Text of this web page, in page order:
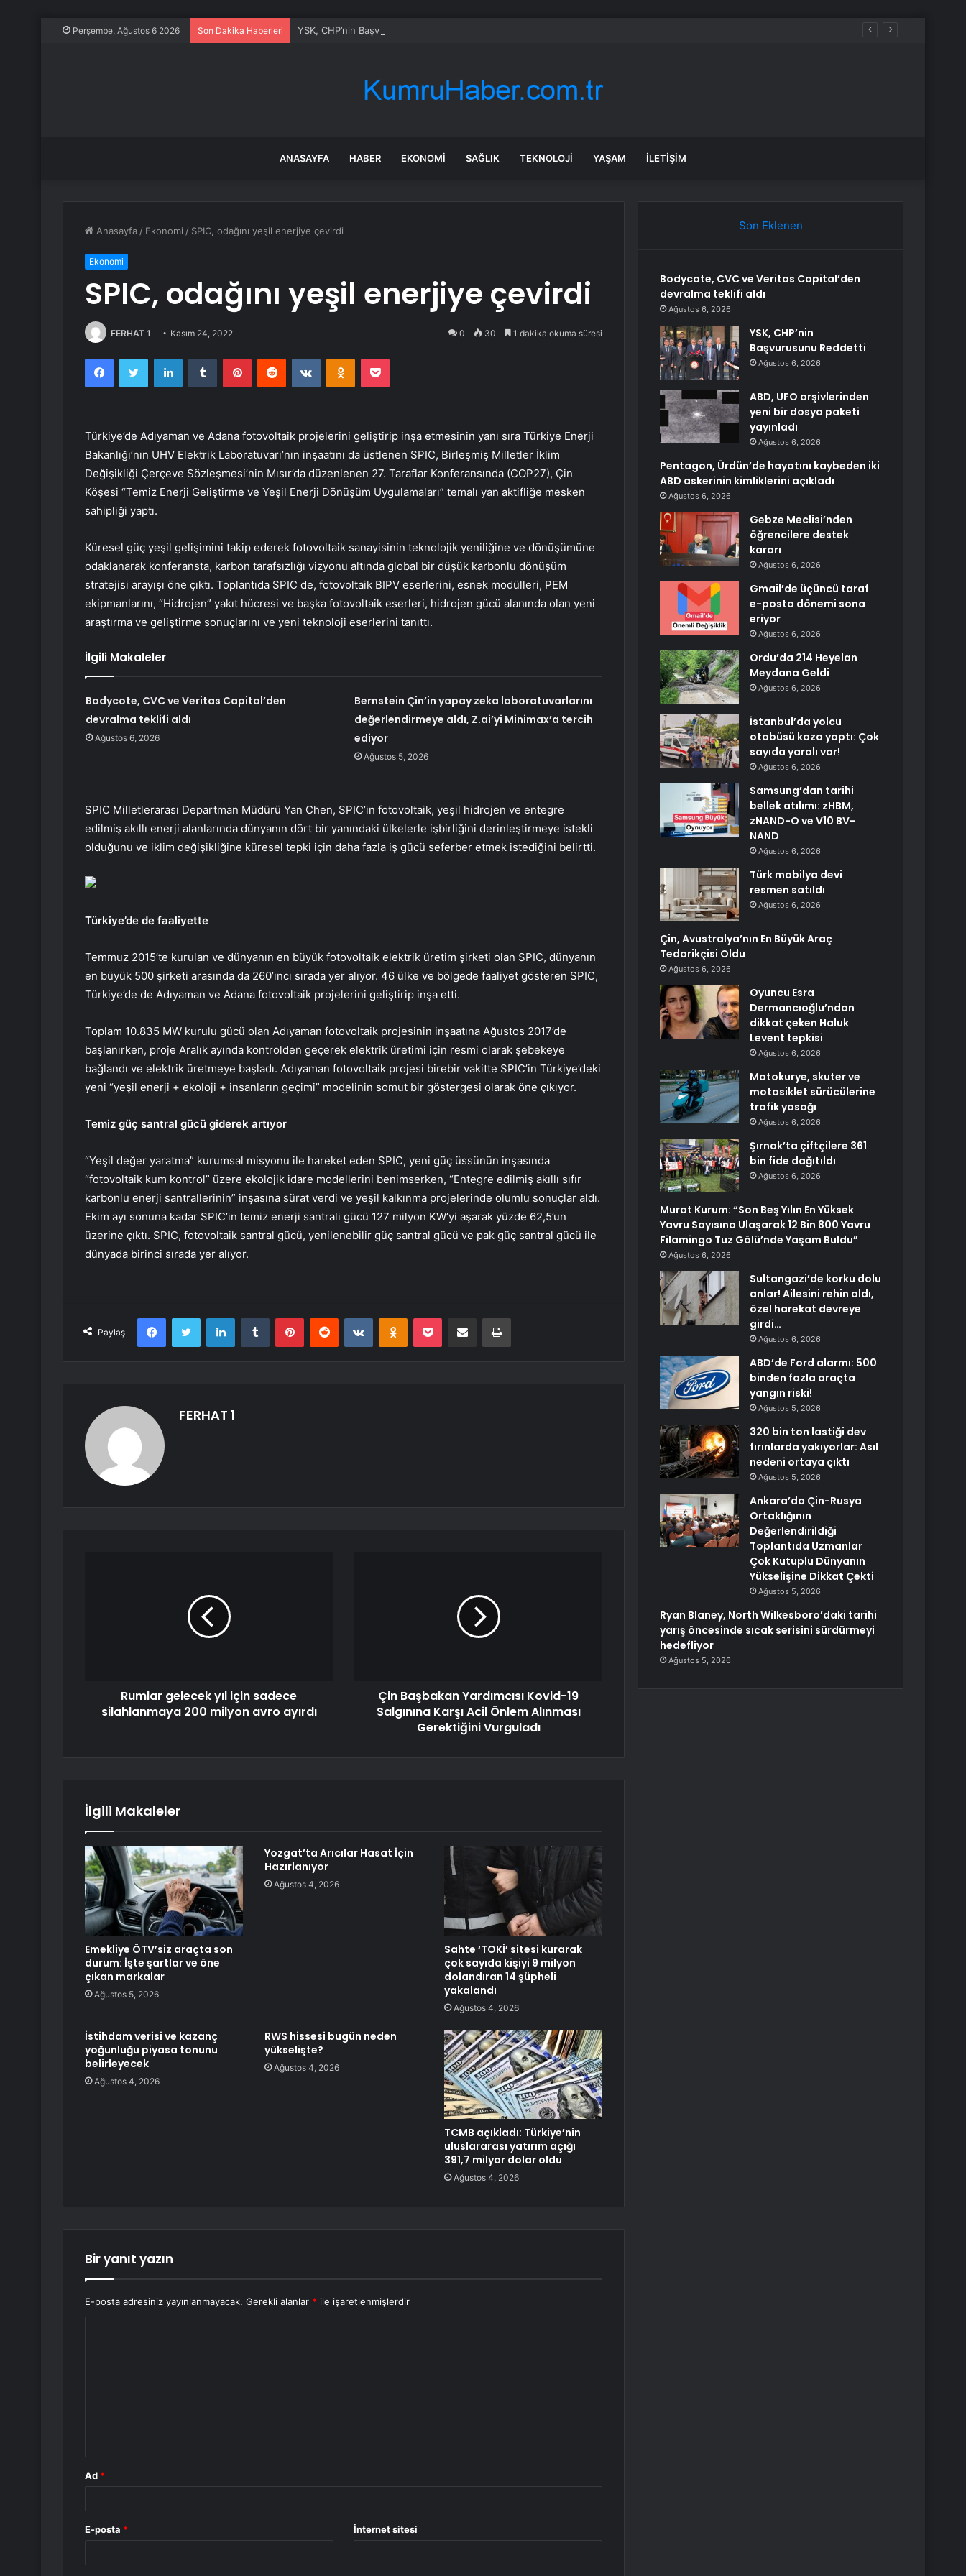
Perşembe, Ağustos 6 2026 Son Dakika Haberleri YSK, CHP’nin Başvurusunu Reddetti
ANASAYFA HABER EKONOMI SAĞLIK TEKNOLOJI YAŞAM İLETIŞIM
Anasayfa / Ekonomi / SPIC, odağını yeşil enerjiye çevirdi
Ekonomi
SPIC, odağını yeşil enerjiye çevirdi
FERHAT 1 Kasım 24, 2022 0 30 1 dakika okuma süresi
FacebookTwitter LinkedInTumblr PinterestReddit VKontakteOdnoklassniki
Pocket
Türkiye’de Adıyaman ve Adana fotovoltaik projelerini geliştirip inşa etmesinin yanı sıra Türkiye Enerji
Bakanlığı’nın UHV Elektrik Laboratuvarı’nın inşaatını da üstlenen SPIC, Birleşmiş Milletler İklim
Değişikliği Çerçeve Sözleşmesi’nin Mısır’da düzenlenen 27. Taraflar Konferansında (COP27), Çin
Köşesi “Temiz Enerji Geliştirme ve Yeşil Enerji Dönüşüm Uygulamaları” temalı yan aktifliğe mesken
sahipliği yaptı.
Küresel güç yeşil gelişimini takip ederek fotovoltaik sanayisinin teknolojik yeniliğine ve dönüşümüne
odaklanarak konferansta, karbon tarafsızlığı vizyonu altında global bir düşük karbonlu dönüşüm
stratejisi arayışı öne çıktı. Toplantıda SPIC de, fotovoltaik BIPV eserlerini, esnek modülleri, PEM
ekipmanlarını, “Hidrojen” yakıt hücresi ve başka fotovoltaik eserleri, hidrojen gücü alanında olan yeni
araştırma ve geliştirme sonuçlarını ve yeni teknoloji eserlerini tanıttı.
İlgili Makaleler
Bodycote, CVC ve Veritas Capital’den
devralma teklifi aldı
Ağustos 6, 2026
Bernstein Çin’in yapay zeka laboratuvarlarını
değerlendirmeye aldı, Z.ai’yi Minimax’a tercih
ediyor
Ağustos 5, 2026
SPIC Milletlerarası Departman Müdürü Yan Chen, SPIC’in fotovoltaik, yeşil hidrojen ve entegre
edilmiş akıllı enerji alanlarında dünyanın dört bir yanındaki ülkelerle işbirliğini derinleştirmeye istekli
olduğunu ve iklim değişikliğine küresel tepki için daha fazla iş gücü seferber etmek istediğini belirtti.
Türkiye’de de faaliyette
Temmuz 2015’te kurulan ve dünyanın en büyük fotovoltaik elektrik üretim şirketi olan SPIC, dünyanın
en büyük 500 şirketi arasında da 260’ıncı sırada yer alıyor. 46 ülke ve bölgede faaliyet gösteren SPIC,
Türkiye’de de Adıyaman ve Adana fotovoltaik projelerini geliştirip inşa etti.
Toplam 10.835 MW kurulu gücü olan Adıyaman fotovoltaik projesinin inşaatına Ağustos 2017’de
başlanırken, proje Aralık ayında kontrolden geçerek elektrik üretimi için resmi olarak şebekeye
bağlandı ve elektrik üretmeye başladı. Adıyaman fotovoltaik projesi birebir vakitte SPIC’in Türkiye’deki
yeni “yeşil enerji + ekoloji + insanların geçimi” modelinin somut bir göstergesi olarak öne çıkıyor.
Temiz güç santral gücü giderek artıyor
“Yeşil değer yaratma” kurumsal misyonu ile hareket eden SPIC, yeni güç üssünün inşasında
“fotovoltaik kum kontrol” üzere ekolojik idare modellerini benimserken, “Entegre edilmiş akıllı sıfır
karbonlu enerji santrallerinin” inşasına sürat verdi ve yeşil kalkınma projelerinde olumlu sonuçlar aldı.
Ekim ayı sonuna kadar SPIC’in temiz enerji santrali gücü 127 milyon KW’yi aşarak yüzde 62,5’un
üzerine çıktı. SPIC, fotovoltaik santral gücü, yenilenebilir güç santral gücü ve pak güç santral gücü ile
dünyada birinci sırada yer alıyor.
Paylaş
FacebookTwitter LinkedInTumblr PinterestReddit VKontakteOdnoklassniki
Pocket E-Posta ile paylaş Yazdır
FERHAT 1
Rumlar gelecek yıl için sadece
silahlanmaya 200 milyon avro ayırdı
Çin Başbakan Yardımcısı Kovid-19
Salgınına Karşı Acil Önlem Alınması
Gerektiğini Vurguladı
İlgili Makaleler
Emekliye ÖTV’siz araçta son
durum: İşte şartlar ve öne
çıkan markalar
Ağustos 5, 2026
Yozgat’ta Arıcılar Hasat İçin
Hazırlanıyor
Ağustos 4, 2026
Sahte ‘TOKİ’ sitesi kurarak
çok sayıda kişiyi 9 milyon
dolandıran 14 şüpheli
yakalandı
Ağustos 4, 2026
İstihdam verisi ve kazanç
yoğunluğu piyasa tonunu
belirleyecek
Ağustos 4, 2026
RWS hissesi bugün neden
yükselişte?
Ağustos 4, 2026
TCMB açıkladı: Türkiye’nin
uluslararası yatırım açığı
391,7 milyar dolar oldu
Ağustos 4, 2026
Bir yanıt yazın
E-posta adresiniz yayınlanmayacak. Gerekli alanlar * ile işaretlenmişlerdir
Ad *
E-posta * İnternet sitesi
Son Eklenen
Bodycote, CVC ve Veritas Capital’den
devralma teklifi aldı
Ağustos 6, 2026
YSK, CHP’nin
Başvurusunu Reddetti
Ağustos 6, 2026
ABD, UFO arşivlerinden
yeni bir dosya paketi
yayınladı
Ağustos 6, 2026
Pentagon, Ürdün’de hayatını kaybeden iki
ABD askerinin kimliklerini açıkladı
Ağustos 6, 2026
Gebze Meclisi’nden
öğrencilere destek
kararı
Ağustos 6, 2026
Gmail’de üçüncü taraf
e-posta dönemi sona
eriyor
Ağustos 6, 2026
Ordu’da 214 Heyelan
Meydana Geldi
Ağustos 6, 2026
İstanbul’da yolcu
otobüsü kaza yaptı: Çok
sayıda yaralı var!
Ağustos 6, 2026
Samsung’dan tarihi
bellek atılımı: zHBM,
zNAND-O ve V10 BV-
NAND
Ağustos 6, 2026
Türk mobilya devi
resmen satıldı
Ağustos 6, 2026
Çin, Avustralya’nın En Büyük Araç
Tedarikçisi Oldu
Ağustos 6, 2026
Oyuncu Esra
Dermancıoğlu’ndan
dikkat çeken Haluk
Levent tepkisi
Ağustos 6, 2026
Motokurye, skuter ve
motosiklet sürücülerine
trafik yasağı
Ağustos 6, 2026
Şırnak’ta çiftçilere 361
bin fide dağıtıldı
Ağustos 6, 2026
Murat Kurum: “Son Beş Yılın En Yüksek
Yavru Sayısına Ulaşarak 12 Bin 800 Yavru
Filamingo Tuz Gölü’nde Yaşam Buldu”
Ağustos 6, 2026
Sultangazi’de korku dolu
anlar! Ailesini rehin aldı,
özel harekat devreye
girdi…
Ağustos 6, 2026
ABD’de Ford alarmı: 500
binden fazla araçta
yangın riski!
Ağustos 5, 2026
320 bin ton lastiği dev
fırınlarda yakıyorlar: Asıl
nedeni ortaya çıktı
Ağustos 5, 2026
Ankara’da Çin-Rusya
Ortaklığının
Değerlendirildiği
Toplantıda Uzmanlar
Çok Kutuplu Dünyanın
Yükselişine Dikkat Çekti
Ağustos 5, 2026
Ryan Blaney, North Wilkesboro’daki tarihi
yarış öncesinde sıcak serisini sürdürmeyi
hedefliyor
Ağustos 5, 2026